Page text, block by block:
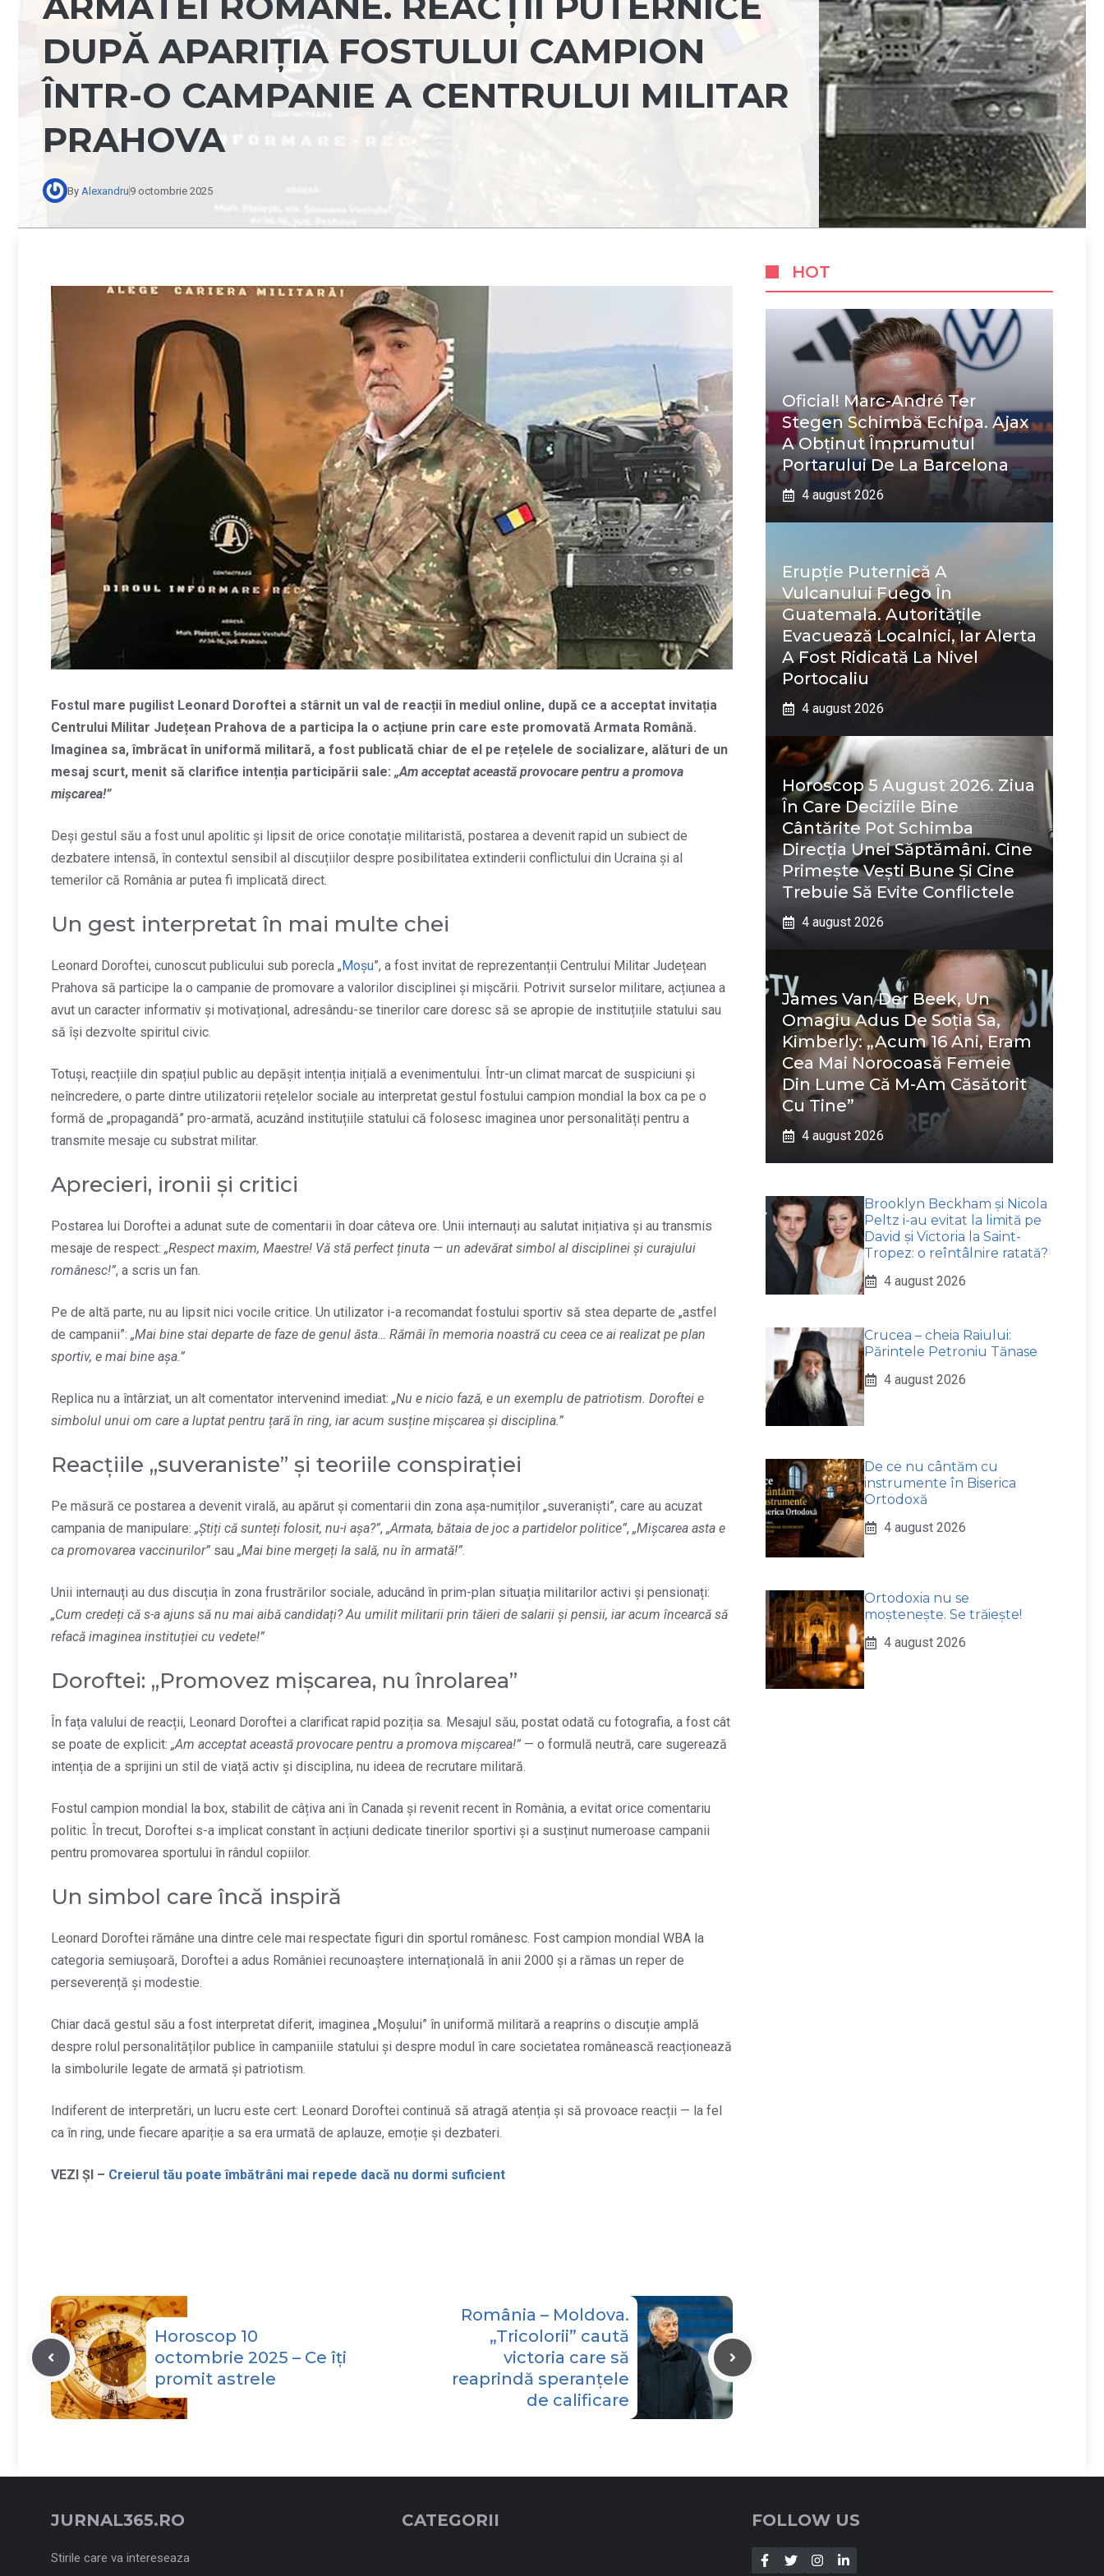
DUPĂ APARIȚIA FOSTULUI CAMPION
ÎNTR-O CAMPANIE A CENTRULUI MILITAR
PRAHOVA
By Alexandru 9 octombrie 2025
Fostul mare pugilist Leonard Doroftei a stârnit un val de reacții în mediul online, după ce a acceptat invitația
Centrului Militar Județean Prahova de a participa la o acțiune prin care este promovată Armata Română.
Imaginea sa, îmbrăcat în uniformă militară, a fost publicată chiar de el pe rețelele de socializare, alături de un
mesaj scurt, menit să clarifice intenția participării sale: „Am acceptat această provocare pentru a promova
mișcarea!”
Deși gestul său a fost unul apolitic și lipsit de orice conotație militaristă, postarea a devenit rapid un subiect de
dezbatere intensă, în contextul sensibil al discuțiilor despre posibilitatea extinderii conflictului din Ucraina și al
temerilor că România ar putea fi implicată direct.
Un gest interpretat în mai multe chei
Leonard Doroftei, cunoscut publicului sub porecla „Moșu”, a fost invitat de reprezentanții Centrului Militar Județean
Prahova să participe la o campanie de promovare a valorilor disciplinei și mișcării. Potrivit surselor militare, acțiunea a
avut un caracter informativ și motivațional, adresându-se tinerilor care doresc să se apropie de instituțiile statului sau
să își dezvolte spiritul civic.
Totuși, reacțiile din spațiul public au depășit intenția inițială a evenimentului. Într-un climat marcat de suspiciuni și
neîncredere, o parte dintre utilizatorii rețelelor sociale au interpretat gestul fostului campion mondial la box ca pe o
formă de „propagandă” pro-armată, acuzând instituțiile statului că folosesc imaginea unor personalități pentru a
transmite mesaje cu substrat militar.
Aprecieri, ironii și critici
Postarea lui Doroftei a adunat sute de comentarii în doar câteva ore. Unii internauți au salutat inițiativa și au transmis
mesaje de respect: „Respect maxim, Maestre! Vă stă perfect ținuta — un adevărat simbol al disciplinei și curajului
românesc!”, a scris un fan.
Pe de altă parte, nu au lipsit nici vocile critice. Un utilizator i-a recomandat fostului sportiv să stea departe de „astfel
de campanii”: „Mai bine stai departe de faze de genul ăsta… Rămâi în memoria noastră cu ceea ce ai realizat pe plan
sportiv, e mai bine așa.”
Replica nu a întârziat, un alt comentator intervenind imediat: „Nu e nicio fază, e un exemplu de patriotism. Doroftei e
simbolul unui om care a luptat pentru țară în ring, iar acum susține mișcarea și disciplina.”
Reacțiile „suveraniste” și teoriile conspirației
Pe măsură ce postarea a devenit virală, au apărut și comentarii din zona așa-numiților „suveraniști”, care au acuzat
campania de manipulare: „Știți că sunteți folosit, nu-i așa?”, „Armata, bătaia de joc a partidelor politice”, „Mișcarea asta e
ca promovarea vaccinurilor” sau „Mai bine mergeți la sală, nu în armată!”.
Unii internauți au dus discuția în zona frustrărilor sociale, aducând în prim-plan situația militarilor activi și pensionați:
„Cum credeți că s-a ajuns să nu mai aibă candidați? Au umilit militarii prin tăieri de salarii și pensii, iar acum încearcă să
refacă imaginea instituției cu vedete!”
Doroftei: „Promovez mișcarea, nu înrolarea”
În fața valului de reacții, Leonard Doroftei a clarificat rapid poziția sa. Mesajul său, postat odată cu fotografia, a fost cât
se poate de explicit: „Am acceptat această provocare pentru a promova mișcarea!” — o formulă neutră, care sugerează
intenția de a sprijini un stil de viață activ și disciplina, nu ideea de recrutare militară.
Fostul campion mondial la box, stabilit de câțiva ani în Canada și revenit recent în România, a evitat orice comentariu
politic. În trecut, Doroftei s-a implicat constant în acțiuni dedicate tinerilor sportivi și a susținut numeroase campanii
pentru promovarea sportului în rândul copiilor.
Un simbol care încă inspiră
Leonard Doroftei rămâne una dintre cele mai respectate figuri din sportul românesc. Fost campion mondial WBA la
categoria semiușoară, Doroftei a adus României recunoaștere internațională în anii 2000 și a rămas un reper de
perseverență și modestie.
Chiar dacă gestul său a fost interpretat diferit, imaginea „Moșului” în uniformă militară a reaprins o discuție amplă
despre rolul personalităților publice în campaniile statului și despre modul în care societatea românească reacționează
la simbolurile legate de armată și patriotism.
Indiferent de interpretări, un lucru este cert: Leonard Doroftei continuă să atragă atenția și să provoace reacții — la fel
ca în ring, unde fiecare apariție a sa era urmată de aplauze, emoție și dezbateri.
VEZI ȘI – Creierul tău poate îmbătrâni mai repede dacă nu dormi suficient
Horoscop 10
octombrie 2025 – Ce îți
promit astrele
România – Moldova.
„Tricolorii” caută
victoria care să
reaprindă speranțele
de calificare
HOT
Oficial! Marc-André Ter
Stegen Schimbă Echipa. Ajax
A Obținut Împrumutul
Portarului De La Barcelona
4 august 2026
Erupție Puternică A
Vulcanului Fuego În
Guatemala. Autoritățile
Evacuează Localnici, Iar Alerta
A Fost Ridicată La Nivel
Portocaliu
4 august 2026
Horoscop 5 August 2026. Ziua
În Care Deciziile Bine
Cântărite Pot Schimba
Direcția Unei Săptămâni. Cine
Primește Vești Bune Și Cine
Trebuie Să Evite Conflictele
4 august 2026
James Van Der Beek, Un
Omagiu Adus De Soția Sa,
Kimberly: „Acum 16 Ani, Eram
Cea Mai Norocoasă Femeie
Din Lume Că M-Am Căsătorit
Cu Tine”
4 august 2026
Brooklyn Beckham și Nicola
Peltz i-au evitat la limită pe
David și Victoria la Saint-
Tropez: o reîntâlnire ratată?
4 august 2026
Crucea – cheia Raiului:
Părintele Petroniu Tănase
4 august 2026
De ce nu cântăm cu
instrumente în Biserica
Ortodoxă
4 august 2026
Ortodoxia nu se
moștenește. Se trăiește!
4 august 2026
JURNAL365.RO
Stirile care va intereseaza
CATEGORII FOLLOW US